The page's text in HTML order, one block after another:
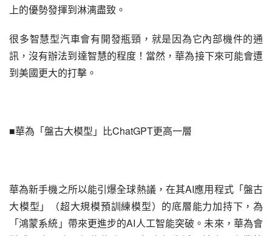
上的優勢發揮到淋漓盡致。
很多智慧型汽車會有開發瓶頸，就是因為它內部機件的通
訊，沒有辦法到達智慧的程度！當然，華為接下來可能會遭
到美國更大的打擊。
■華為「盤古大模型」比ChatGPT更高一層
華為新手機之所以能引爆全球熱議，在其AI應用程式「盤古
大模型」（超大規模預訓練模型）的底層能力加持下，為
「鴻蒙系統」帶來更進步的AI人工智能突破。未來，華為會